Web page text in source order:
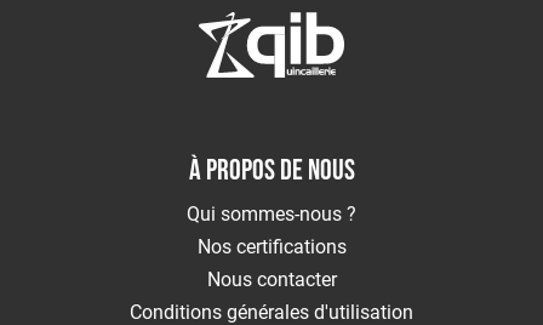
À PROPOS DE NOUS
Qui sommes-nous ?
Nos certifications
Nous contacter
Conditions générales d'utilisation